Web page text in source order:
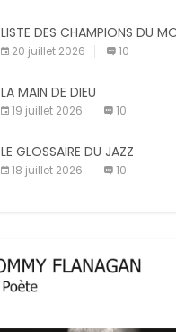
LISTE DES CHAMPIONS DU
20 juillet 2026 10
LA MAIN DE DIEU
19 juillet 2026 10
LE GLOSSAIRE DU JAZZ
18 juillet 2026 10